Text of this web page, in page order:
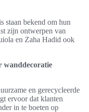
staan bekend om hun
zijn ontwerpen van
en Zaha Hadid ook
wanddecoratie
en gerecycleerde
ervoor dat klanten
in te boeten op